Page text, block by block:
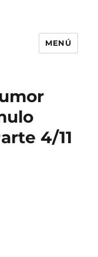
MENÚ
4/11